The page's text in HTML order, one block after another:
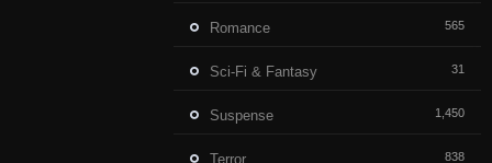
Romance 565
Sci-Fi & Fantasy 31
Suspense 1,450
Terror 838